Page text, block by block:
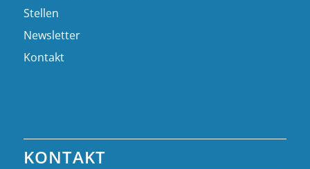
Stellen
Newsletter
Kontakt
KONTAKT